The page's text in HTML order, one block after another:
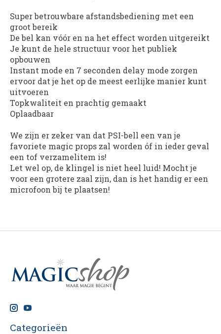
Super betrouwbare afstandsbediening met een
groot bereik
De bel kan vóór en na het effect worden uitgereikt
Je kunt de hele structuur voor het publiek
opbouwen
Instant mode en 7 seconden delay mode zorgen
ervoor dat je het op de meest eerlijke manier kunt
uitvoeren
Topkwaliteit en prachtig gemaakt
Oplaadbaar
We zijn er zeker van dat PSI-bell een van je
favoriete magic props zal worden óf in ieder geval
een tof verzamelitem is!
Let wel op, de klingel is niet heel luid! Mocht je
voor een grotere zaal zijn, dan is het handig er een
microfoon bij te plaatsen!
Categorieën